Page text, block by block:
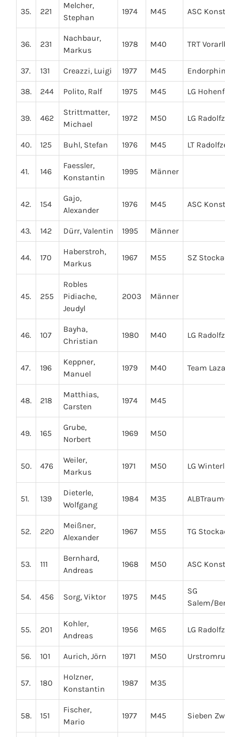
35. 221
Melcher,
Stephan
1974 M45 ASC
36. 231
Nachbaur,
Markus
1978 M40 TRT
37. 131 Creazzi, Luigi 1977 M45
38. 244 Polito, Ralf 1975 M45 LG
39. 462
Strittmatter,
Michael
1972 M50 LG
40. 125 Buhl, Stefan 1976 M45 LT
41. 146
Faessler,
Konstantin
1995 Männer
42. 154
Gajo,
Alexander
1976 M45 ASC
43. 142 Dürr, Valentin 1995 Männer
44. 170
Haberstroh,
Markus
1967 M55 SZ
45. 255
Robles
Pidiache,
Jeudyl
2003 Männer
46. 107
Bayha,
Christian
1980 M40 LG
47. 196
Keppner,
Manuel
1979 M40 Team
48. 218
Matthias,
Carsten
1974 M45
49. 165
Grube,
Norbert
1969 M50
50. 476
Weiler,
Markus
1971 M50 LG
51. 139
Dieterle,
Wolfgang
1984 M35
52. 220
Meißner,
Alexander
1967 M55 TG
53. 111
Bernhard,
Andreas
1968 M50 ASC
54. 456 Sorg, Viktor 1975 M45
SG
Salem/
55. 201
Kohler,
Andreas
1956 M65 LG
56. 101 Aurich, Jörn 1971 M50
57. 180
Holzner,
Konstantin
1987 M35
58. 151
Fischer,
Mario
1977 M45 Sieben